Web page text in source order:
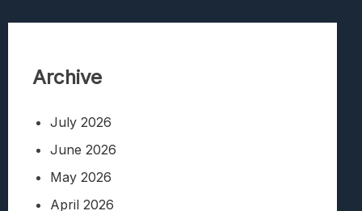
Archive
July 2026
June 2026
May 2026
April 2026